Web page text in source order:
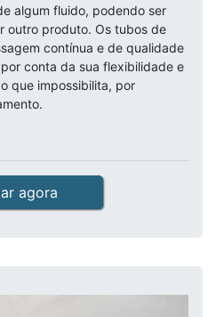
algum fluido, podendo ser
outro produto. Os tubos de
contínua e de qualidade
conta da sua flexibilidade e
que impossibilita, por
agora